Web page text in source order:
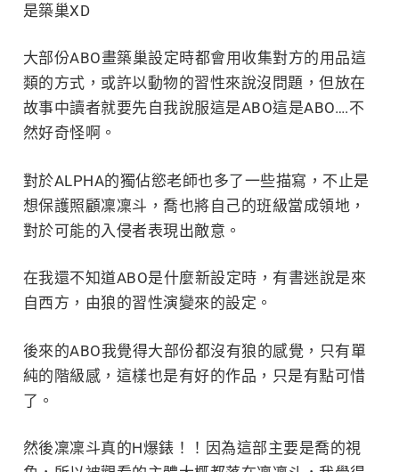
是築巢XD
大部份ABO畫築巢設定時都會用收集對方的用品這
類的方式，或許以動物的習性來說沒問題，但放在
故事中讀者就要先自我說服這是ABO這是ABO….不
然好奇怪啊。
對於ALPHA的獨佔慾老師也多了一些描寫，不止是
想保護照顧凜凜斗，喬也將自己的班級當成領地，
對於可能的入侵者表現出敵意。
在我還不知道ABO是什麼新設定時，有書迷說是來
自西方，由狼的習性演變來的設定。
後來的ABO我覺得大部份都沒有狼的感覺，只有單
純的階級感，這樣也是有好的作品，只是有點可惜
了。
然後凜凜斗真的H爆錶！！因為這部主要是喬的視